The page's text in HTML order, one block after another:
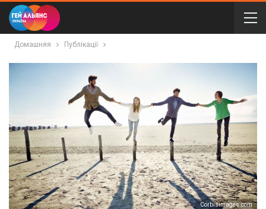
Домашняя Публікації
Сorbisimages.com